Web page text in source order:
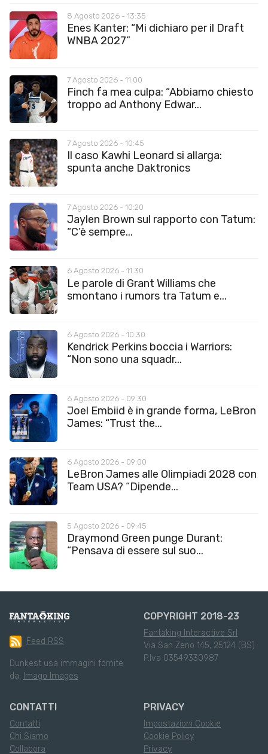
8 Agosto 2026 - 13:35
Enes Kanter: “Mi dichiaro per il Draft
WNBA 2027”
7 Agosto 2026 - 11:00
Finch fa mea culpa: “Abbiamo chiesto
troppo ad Anthony Edwar...
7 Agosto 2026 - 10:45
Il caso Kawhi Leonard si allarga:
spunta anche Daktronics
7 Agosto 2026 - 10:20
Jaylen Brown sul rapporto con Tatum:
“C’è sempre...
6 Agosto 2026 - 11:30
Le parole di Grant Williams che
smontano i rumors tra Tatum e...
6 Agosto 2026 - 10:30
Kendrick Perkins boccia i Warriors:
“Non sono una squadr...
6 Agosto 2026 - 09:30
Joel Embiid è in grande forma, LeBron
James: “Trust the...
6 Agosto 2026 - 09:00
LeBron James alle Olimpiadi 2028 con
Team USA? “Dipende...
5 Agosto 2026 - 09:45
Draymond Green punge Durant:
“Pensava di essere sul suo...
Feed RSS
Dunkest usa immagini fornite
da: Imago Images
COPYRIGHT 2018-23
Fantaking Interactive Srl
Via San Zeno 145, 25124 (BS)
P.Iva 03549330987
CONTATTI
Contatti
Chi Siamo
Collabora
PRIVACY
Impostazioni Cookie
Cookie Policy
Privacy